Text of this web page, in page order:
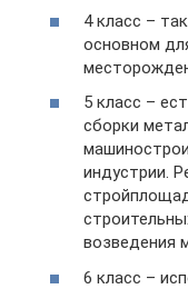
4 класс –
основном
5 класс –
сборки
индустрии.
возведения
6 класс –